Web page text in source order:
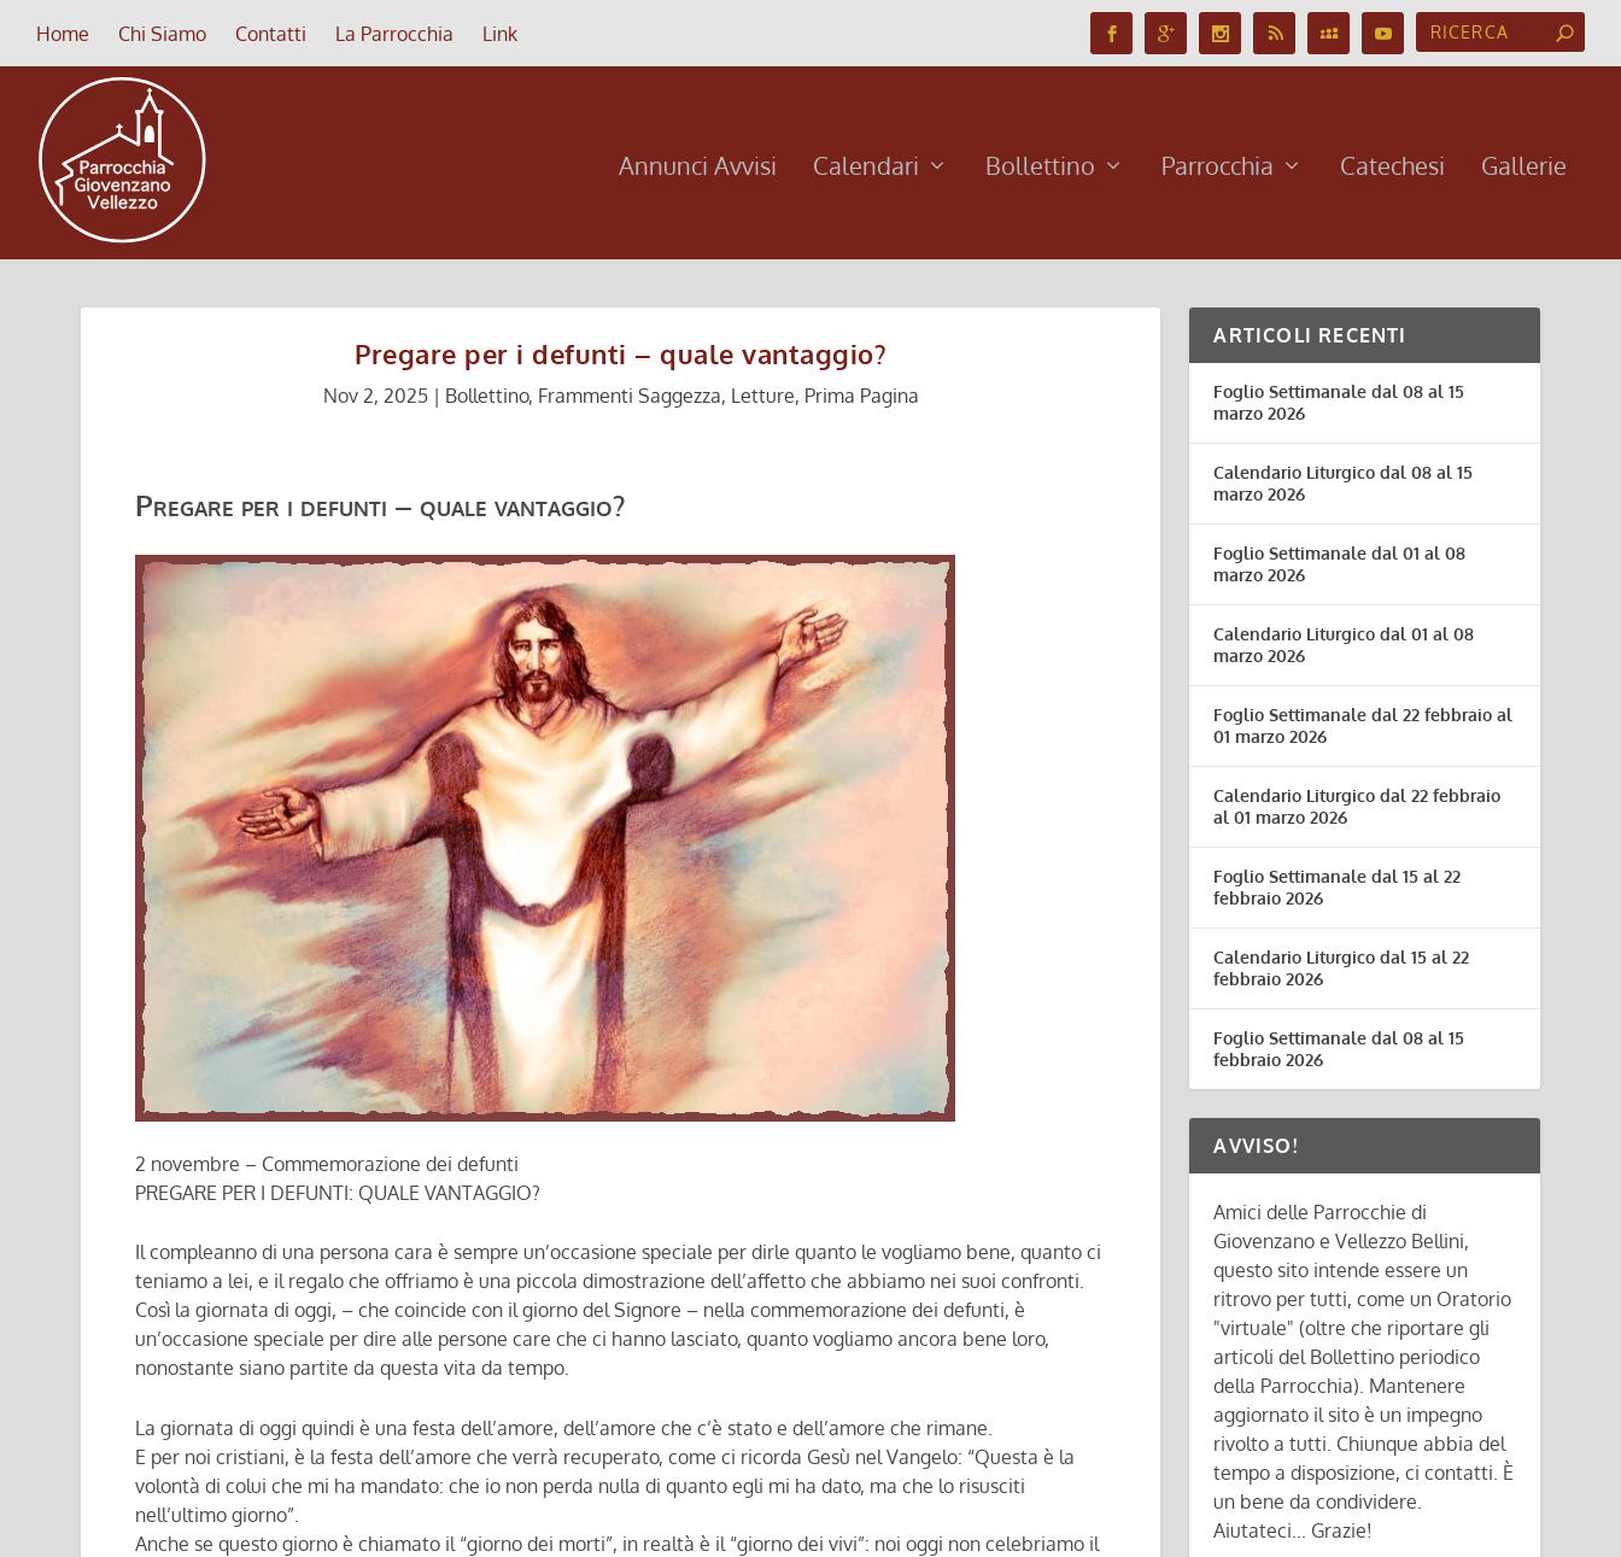
Home Chi Siamo Contatti La Parrocchia Link
Annunci Avvisi Calendari Bollettino Parrocchia Catechesi Gallerie
Pregare per i defunti – quale vantaggio?
Nov 2, 2025| Bollettino, Frammenti Saggezza, Letture, Prima Pagina
Pregare per i defunti – quale vantaggio?
2 novembre – Commemorazione dei defunti
PREGARE PER I DEFUNTI: QUALE VANTAGGIO?
Il compleanno di una persona cara è sempre un’occasione speciale per dirle quanto le vogliamo bene, quanto ci
teniamo a lei, e il regalo che offriamo è una piccola dimostrazione dell’affetto che abbiamo nei suoi confronti.
Così la giornata di oggi, – che coincide con il giorno del Signore – nella commemorazione dei defunti, è
un’occasione speciale per dire alle persone care che ci hanno lasciato, quanto vogliamo ancora bene loro,
nonostante siano partite da questa vita da tempo.
La giornata di oggi quindi è una festa dell’amore, dell’amore che c’è stato e dell’amore che rimane.
E per noi cristiani, è la festa dell’amore che verrà recuperato, come ci ricorda Gesù nel Vangelo: “Questa è la
volontà di colui che mi ha mandato: che io non perda nulla di quanto egli mi ha dato, ma che lo risusciti
nell’ultimo giorno”.
Anche se questo giorno è chiamato il “giorno dei morti”, in realtà è il “giorno dei vivi”: noi oggi non celebriamo il
ARTICOLI RECENTI
Foglio Settimanale dal 08 al 15
marzo 2026
Calendario Liturgico dal 08 al 15
marzo 2026
Foglio Settimanale dal 01 al 08
marzo 2026
Calendario Liturgico dal 01 al 08
marzo 2026
Foglio Settimanale dal 22 febbraio al
01 marzo 2026
Calendario Liturgico dal 22 febbraio
al 01 marzo 2026
Foglio Settimanale dal 15 al 22
febbraio 2026
Calendario Liturgico dal 15 al 22
febbraio 2026
Foglio Settimanale dal 08 al 15
febbraio 2026
AVVISO!
Amici delle Parrocchie di
Giovenzano e Vellezzo Bellini,
questo sito intende essere un
ritrovo per tutti, come un Oratorio
"virtuale" (oltre che riportare gli
articoli del Bollettino periodico
della Parrocchia). Mantenere
aggiornato il sito è un impegno
rivolto a tutti. Chiunque abbia del
tempo a disposizione, ci contatti. È
un bene da condividere.
Aiutateci... Grazie!